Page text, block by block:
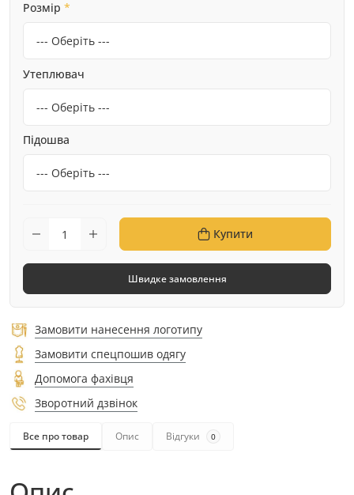
Розмір *
Утеплювач
Підошва
Купити
Швидке замовлення
Замовити нанесення логотипу
Замовити спецпошив одягу
Допомога фахівця
Зворотний дзвінок
Все про товар Опис Відгуки 0